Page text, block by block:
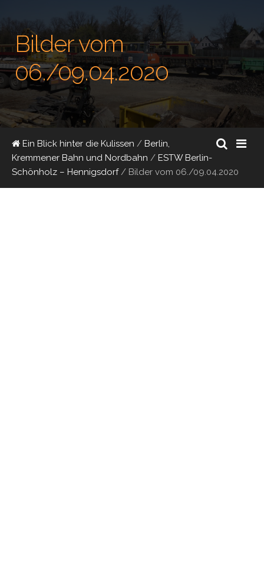
Bilder vom
06./09.04.2020
Ein Blick hinter die Kulissen / Berlin,
Kremmener Bahn und Nordbahn / ESTW Berlin-
Schönholz – Hennigsdorf/ Bilder vom 06./09.04.2020